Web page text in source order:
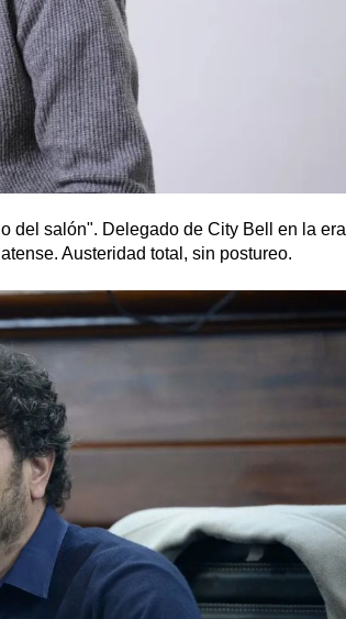
del salón". Delegado de City Bell en la era
Austeridad total, sin postureo.